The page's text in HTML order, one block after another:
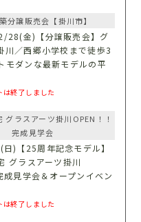
分譲販売会【掛川市】
28(金)【分譲販売会】グ
川／西郷小学校まで徒歩3
モダンな最新モデルの平
終了しました
グラスアーツ掛川OPEN！！
完成見学会
)【25周年記念モデル】
グラスアーツ掛川
成見学会＆オープンイベン
終了しました